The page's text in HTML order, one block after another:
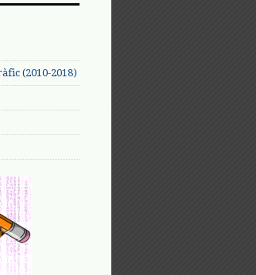
(2010-2018)